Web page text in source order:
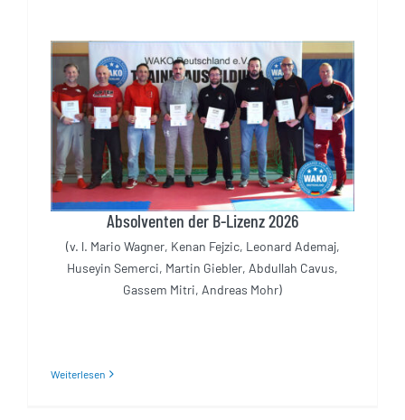
Absolventen der B-Lizenz 2026
(v. l. Mario Wagner, Kenan Fejzic, Leonard Ademaj,
Huseyin Semerci, Martin Giebler, Abdullah Cavus,
Gassem Mitri, Andreas Mohr)
Weiterlesen